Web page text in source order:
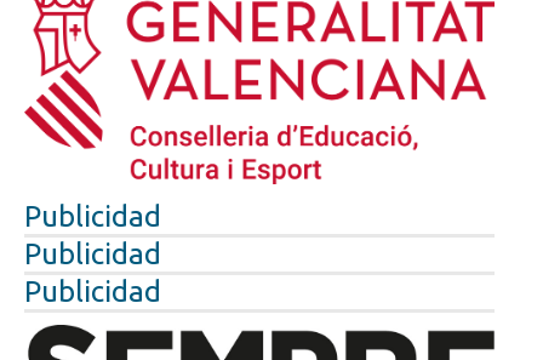
Publicidad
Publicidad
Publicidad